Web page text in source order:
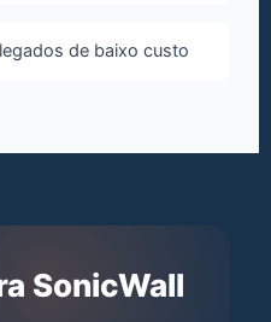
de baixo custo
SonicWall